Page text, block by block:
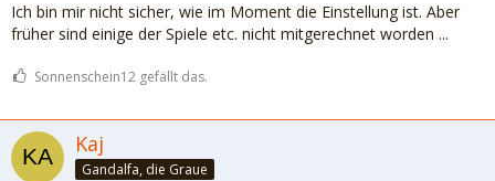
Ich bin mir nicht sicher, wie im Moment die Einstellung ist. Aber
früher sind einige der Spiele etc. nicht mitgerechnet worden ...
Sonnenschein12 gefällt das.
Kaj
Gandalfa, die Graue